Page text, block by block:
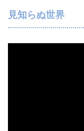
見知らぬ世界